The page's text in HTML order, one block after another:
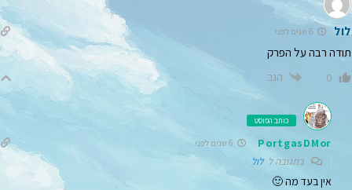
לול 6 שנים לפני
תודה רבה על הפרק
0 הגב
כותב הפוסט
PortgasDMor
בתגובה ללול
אין בעד מה 🙂